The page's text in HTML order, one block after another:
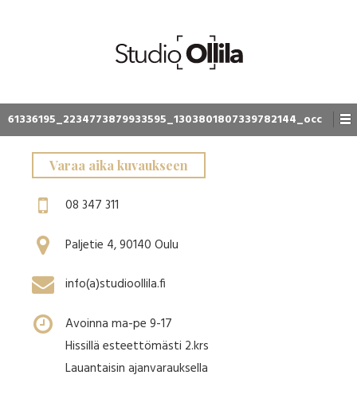
61336195_2234773879933595_1303801807339782144_occ
Varaa aika kuvaukseen
08 347 311
Paljetie 4, 90140 Oulu
info(a)studioollila.fi
Avoinna ma-pe 9-17
Hissillä esteettömästi 2.krs
Lauantaisin ajanvarauksella